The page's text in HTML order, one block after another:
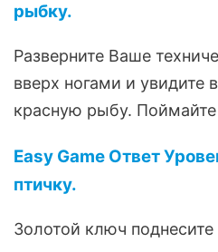
рыбку.
Разверните Ваше
вверх ногами и увидите
красную рыбу.
Easy Game Ответ
птичку.
Золотой ключ